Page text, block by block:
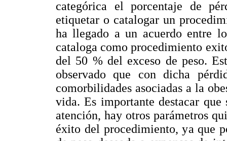
categórica el porcentaje de
etiquetar o catalogar un
ha llegado a un acuerdo entre
cataloga como procedimiento
del 50 % del exceso de peso.
observado que con dicha
comorbilidades asociadas a la
vida. Es importante destacar
atención, hay otros parámetros
éxito del procedimiento, ya que